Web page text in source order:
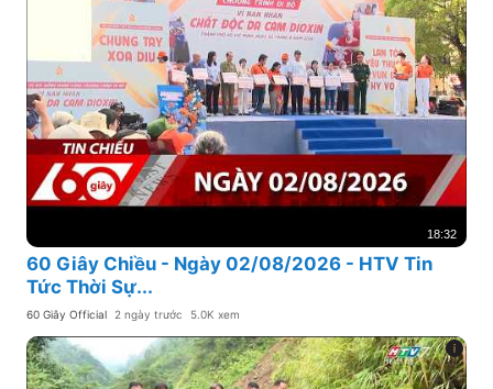
18:32
60 Giây Chiều - Ngày 02/08/2026 - HTV Tin
Tức Thời Sự...
60 Giây Official 2 ngày trước 5.0K xem